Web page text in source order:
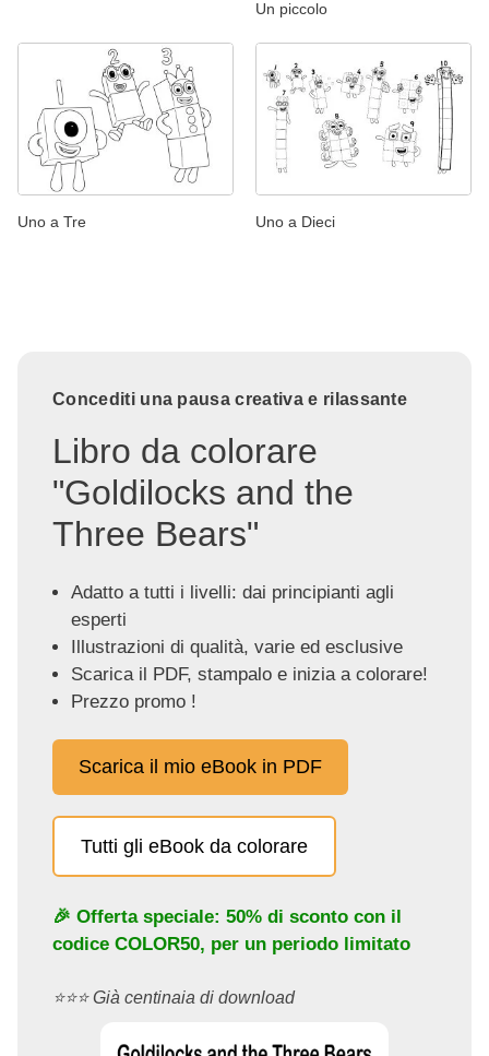
Un piccolo
Uno a Tre Uno a Dieci
Concediti una pausa creativa e rilassante
Libro da colorare
"Goldilocks and the
Three Bears"
Adatto a tutti i livelli: dai principianti agli
esperti
Illustrazioni di qualità, varie ed esclusive
Scarica il PDF, stampalo e inizia a colorare!
Prezzo promo !
Scarica il mio eBook in PDF
Tutti gli eBook da colorare
🎉 Offerta speciale: 50% di sconto con il
codice COLOR50, per un periodo limitato
⭐️⭐️⭐️ Già centinaia di download